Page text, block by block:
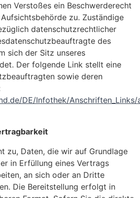
Verstoßes ein Beschwerderecht
zu. Zuständige
datenschutzrechtlicher
des
sich der Sitz unseres
Der folgende Link stellt eine
sowie deren
DE/Infothek/Anschriften_Links/
zu, Daten, die wir auf Grundlage
in Erfüllung eines Vertrags
an sich oder an Dritte
Die Bereitstellung erfolgt in